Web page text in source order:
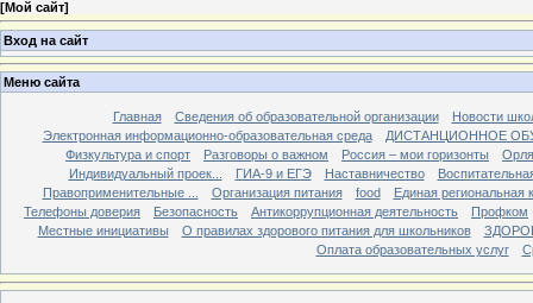
[Мой сайт]
Вход на сайт
Меню сайта
Главная Сведения об образовательной организации
Новости
Электронная информационно-образовательная среда
ДИСТАНЦИОННОЕ
Физкультура и спорт
Разговоры о важном Россия – мои горизонты
Индивидуальный проек...
ГИА-9 и ЕГЭ Наставничество
Правоприменительные ...
Организация питания food
Единая региональная
Телефоны доверия
Безопасность Антикоррупционная деятельность
Профком
Местные инициативы
О правилах здорового питания для школьников
Оплата образовательных услуг